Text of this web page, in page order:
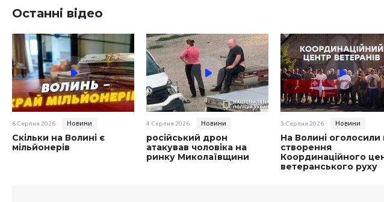
Останні відео
6 Серпня 2026 Новини
Скільки на Волині є
мільйонерів
4 Серпня 2026 Новини
російський дрон
атакував чоловіка на
ринку Миколаївщини
3 Серпня 2026 Новини
На Волині оголосили
створення
Координаційного
ветеранського руху